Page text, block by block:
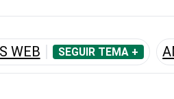
WEB SEGUIR TEMA +